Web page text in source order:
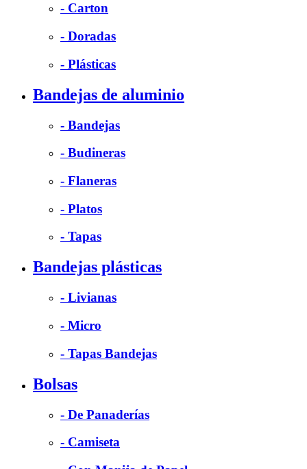
- Carton
- Doradas
- Plásticas
Bandejas de aluminio
- Bandejas
- Budineras
- Flaneras
- Platos
- Tapas
Bandejas plásticas
- Livianas
- Micro
- Tapas Bandejas
Bolsas
- De Panaderías
- Camiseta